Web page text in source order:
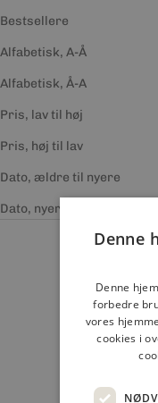
Bestsellere
Alfabetisk, A-Å
Alfabetisk, Å-A
Pris, lav til høj
Pris, høj til lav
Dato, ældre til nyere
Dato, nyere til ældre
Denne
Denne
forbedre
vores
cookies i